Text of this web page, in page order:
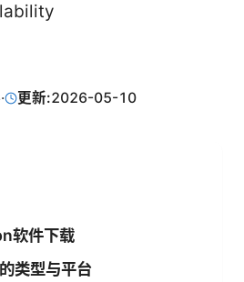
· 更新:2026-05-10
软件下载
类型与平台